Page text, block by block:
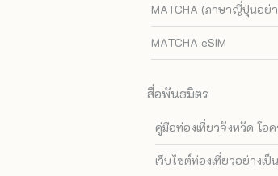
MATCHA (ภาษาญี่ปุ่นอย่
MATCHA eSIM
สื่อพันธมิตร
คู่มือท่องเที่ยวจังหวัด โอ
เว็บไซต์ท่องเที่ยวอย่างเ